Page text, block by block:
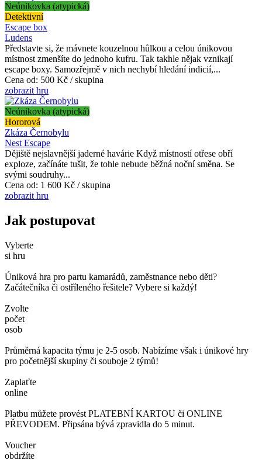
Neúnikovka (atypická)
Detektivní
Escape box
Ludens
Představte si, že mávnete kouzelnou hůlkou a celou únikovou
místnost zmenšíte do jednoho kufru. Tak takhle nějak vznikají
escape boxy. Samozřejmě v nich nechybí hledání indicií,...
Cena od: 500 Kč / skupina
zobrazit hru
Neúnikovka (atypická)
Hororová
Zkáza Černobylu
Nest Escape
Dějiště nejslavnější jaderné havárie Když místností otřese obří
exploze, začínáte tušit, že tohle nebude běžná noční směna. Se
svými soudruhy...
Cena od: 1 600 Kč / skupina
zobrazit hru
Jak postupovat
Vyberte
si hru
Úniková hra pro partu kamarádů, zaměstnance nebo děti?
Začátečníka či ostříleného řešitele? Vybere si každý!
Zvolte
počet
osob
Průměrná kapacita týmu je 2-5 osob. Nabízíme však i únikové hry
pro početnější skupiny či souboje 2 týmů!
Zaplaťte
online
Platbu můžete provést PLATEBNÍ KARTOU či ONLINE
PŘEVODEM. Připsána bývá zpravidla do 5 minut.
Voucher
obdržíte